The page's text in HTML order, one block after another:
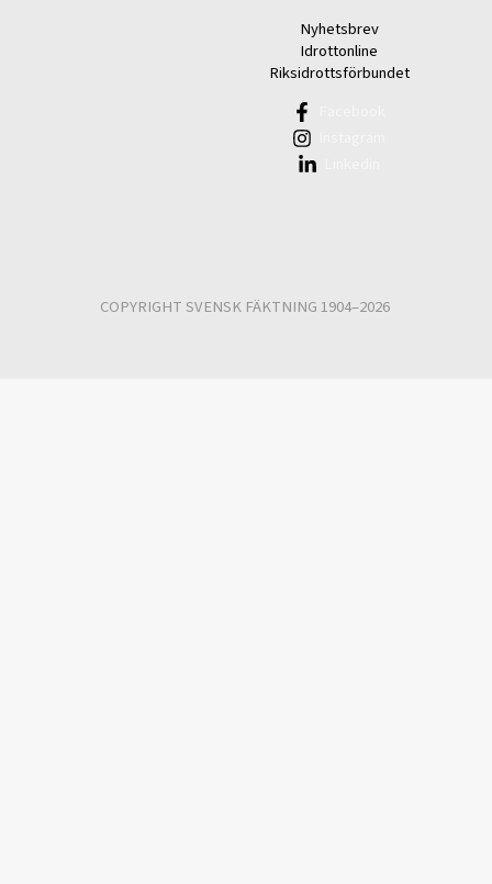
Nyhetsbrev
Idrottonline
Riksidrottsförbundet
COPYRIGHT SVENSK FÄKTNING 1904–2026